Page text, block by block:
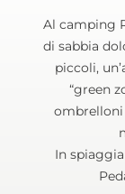
Al camping
di sabbia
piccoli,
“green
In